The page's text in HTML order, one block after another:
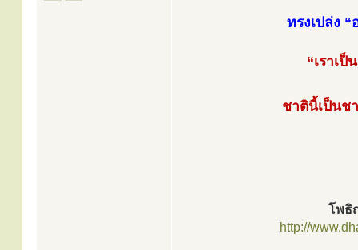
ทรงเปล่ง
“เราเ
ชาตินี้เป็นช
โพธิ
http://